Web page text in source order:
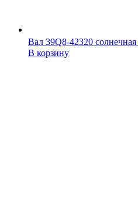
Вал 39Q8-42320
В корзину